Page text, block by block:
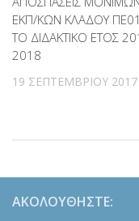
ΕΚΠ/ΚΩΝ ΚΛΑΔΟΥ ΠΕ01
ΤΟ ΔΙΔΑΚΤΙΚΟ ΕΤΟΣ
2018
19 ΣΕΠΤΕΜΒΡΊΟΥ 2017
ΑΚΟΛΟΥΘΉΣΤΕ:
ΕΚΔΡΟΜΕΣ(7.354)
ΕΚΠΑΙΔΕΥΤΙΚΑ
ΕΥΡΩΠΑΪΚΑ
ΚΕΣΥ(60)